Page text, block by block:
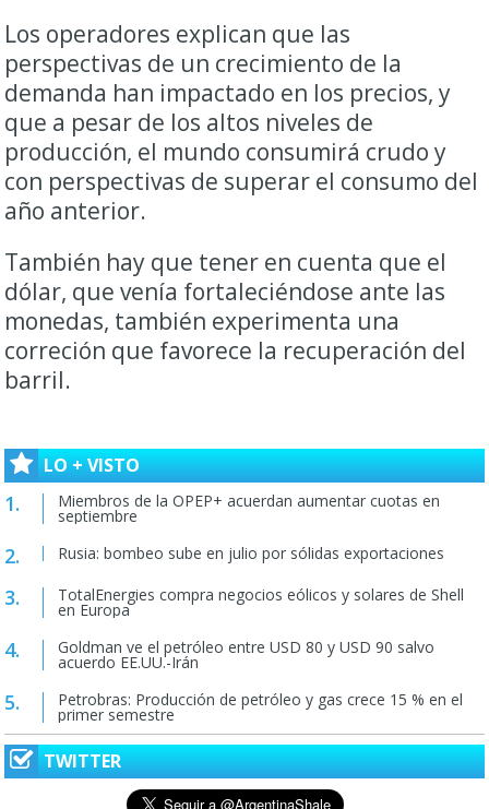
Los operadores explican que las
perspectivas de un crecimiento de la
demanda han impactado en los precios, y
que a pesar de los altos niveles de
producción, el mundo consumirá crudo y
con perspectivas de superar el consumo del
año anterior.
También hay que tener en cuenta que el
dólar, que venía fortaleciéndose ante las
monedas, también experimenta una
correción que favorece la recuperación del
barril.
LO + VISTO
Miembros de la OPEP+ acuerdan aumentar cuotas en
septiembre
Rusia: bombeo sube en julio por sólidas exportaciones
TotalEnergies compra negocios eólicos y solares de Shell
en Europa
Goldman ve el petróleo entre USD 80 y USD 90 salvo
acuerdo EE.UU.-Irán
Petrobras: Producción de petróleo y gas crece 15 % en el
primer semestre
TWITTER